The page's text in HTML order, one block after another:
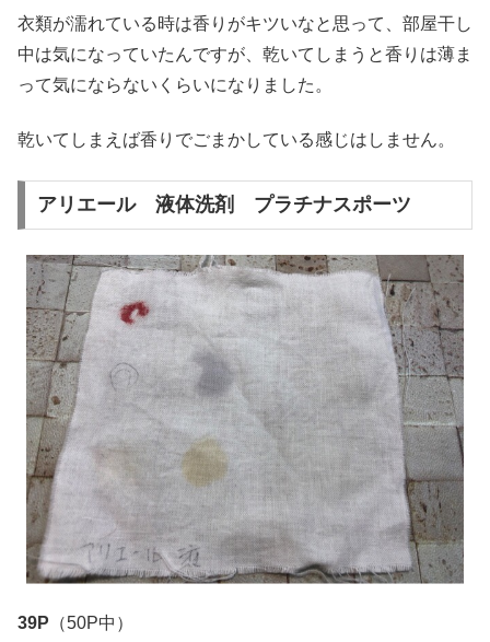
衣類が濡れている時は香りがキツいなと思って、部屋干し
中は気になっていたんですが、乾いてしまうと香りは薄ま
って気にならないくらいになりました。
乾いてしまえば香りでごまかしている感じはしません。
アリエール 液体洗剤 プラチナスポーツ
39P （50P中）